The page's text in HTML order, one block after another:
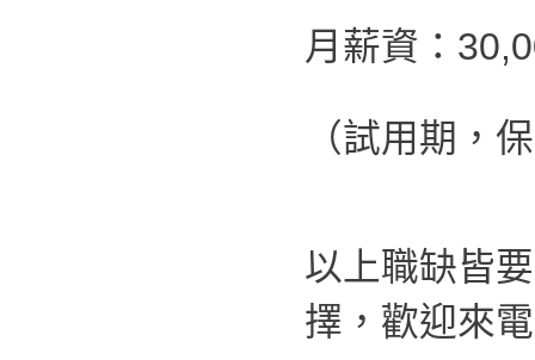
月薪資：
（試用期，
以上職缺皆
擇，歡迎來